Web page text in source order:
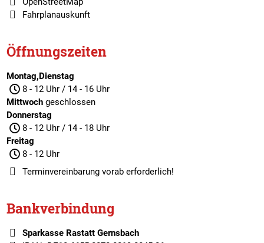
Fahrplanauskunft
Öffnungszeiten
Montag,Dienstag
8 - 12 Uhr / 14 - 16 Uhr
Mittwochgeschlossen
Donnerstag
8 - 12 Uhr / 14 - 18 Uhr
Freitag
8 - 12 Uhr
Terminvereinbarungvorab erforderlich!
Bankverbindung
Sparkasse Rastatt Gernsbach